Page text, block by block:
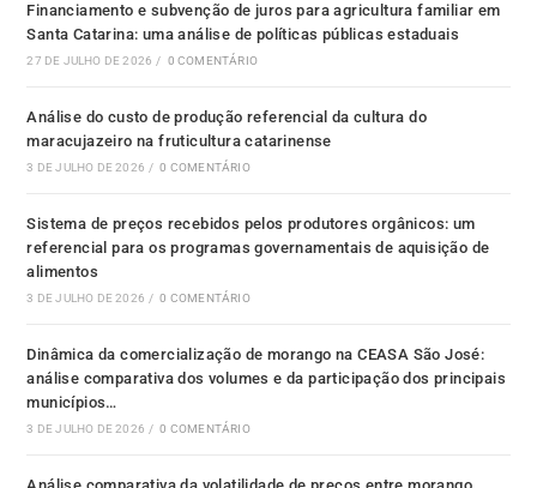
Financiamento e subvenção de juros para agricultura familiar em
Santa Catarina: uma análise de políticas públicas estaduais
27 DE JULHO DE 2026 / 0 COMENTÁRIO
Análise do custo de produção referencial da cultura do
maracujazeiro na fruticultura catarinense
3 DE JULHO DE 2026 / 0 COMENTÁRIO
Sistema de preços recebidos pelos produtores orgânicos: um
referencial para os programas governamentais de aquisição de
alimentos
3 DE JULHO DE 2026 / 0 COMENTÁRIO
Dinâmica da comercialização de morango na CEASA São José:
análise comparativa dos volumes e da participação dos principais
municípios…
3 DE JULHO DE 2026 / 0 COMENTÁRIO